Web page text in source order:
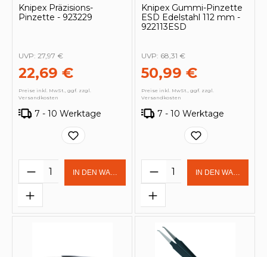
Knipex Präzisions-
Pinzette - 923229
22,69 €
UVP: 27,97 €
Preise inkl. MwSt., ggf. zzgl.
Versandkosten
7 - 10 Werktage
Produkt Anzahl: Gib den
IN DEN WARENKORB
Knipex Gummi-Pinzette
ESD Edelstahl 112 mm -
922113ESD
50,99 €
UVP: 68,31 €
Preise inkl. MwSt., ggf. zzgl.
Versandkosten
7 - 10 Werktage
Produkt Anzahl:
IN DEN